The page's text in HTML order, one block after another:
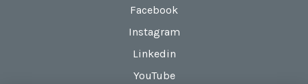
Facebook
Instagram
Linkedin
YouTube